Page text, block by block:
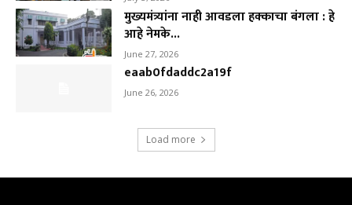
मुख्यमंत्र्यांना नाही आवडला हक्काचा बंगला : हे
आहे नेमके...
June 27, 2026
eaab0fdaddc2a19f
June 26, 2026
Load more